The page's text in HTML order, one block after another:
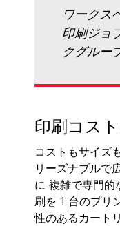
ワークス
印刷ジョ
クグルー
印刷コス
コストもサイズ
リーズナブルで
に 複雑で専門的
刷を 1 台のプリ
性のあるカート